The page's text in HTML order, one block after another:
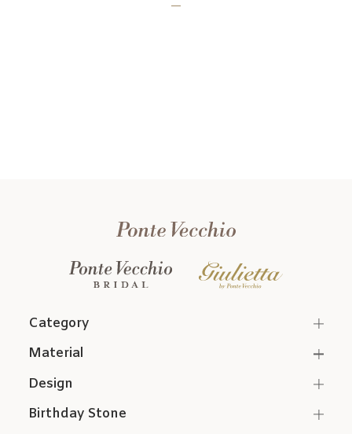
Category
Material
Design
Birthday Stone